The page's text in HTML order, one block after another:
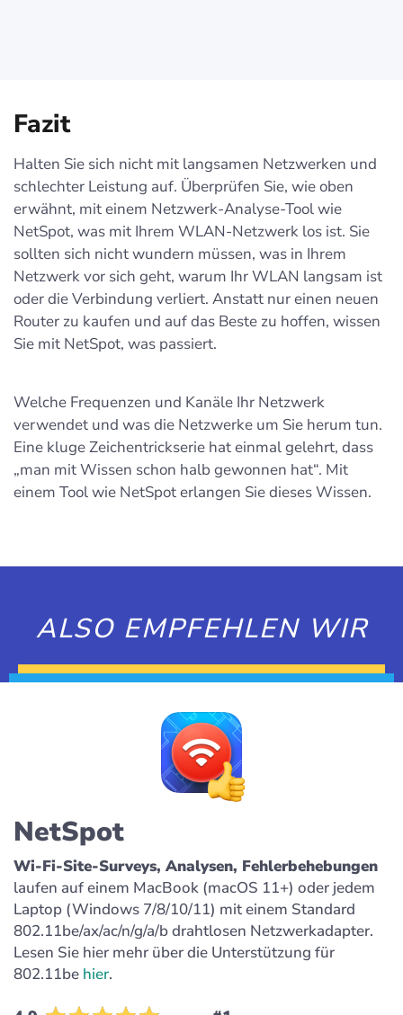
Fazit
Halten Sie sich nicht mit langsamen Netzwerken und
schlechter Leistung auf. Überprüfen Sie, wie oben
erwähnt, mit einem Netzwerk-Analyse-Tool wie
NetSpot, was mit Ihrem WLAN-Netzwerk los ist. Sie
sollten sich nicht wundern müssen, was in Ihrem
Netzwerk vor sich geht, warum Ihr WLAN langsam ist
oder die Verbindung verliert. Anstatt nur einen neuen
Router zu kaufen und auf das Beste zu hoffen, wissen
Sie mit NetSpot, was passiert.
Welche Frequenzen und Kanäle Ihr Netzwerk
verwendet und was die Netzwerke um Sie herum tun.
Eine kluge Zeichentrickserie hat einmal gelehrt, dass
„man mit Wissen schon halb gewonnen hat“. Mit
einem Tool wie NetSpot erlangen Sie dieses Wissen.
ALSO EMPFEHLEN WIR
NetSpot
Wi-Fi-Site-Surveys, Analysen, Fehlerbehebungen
laufen auf einem MacBook (macOS 11+) oder jedem
Laptop (Windows 7/8/10/11) mit einem Standard
802.11be/ax/ac/n/g/a/b drahtlosen Netzwerkadapter.
Lesen Sie hier mehr über die Unterstützung für
802.11be hier.